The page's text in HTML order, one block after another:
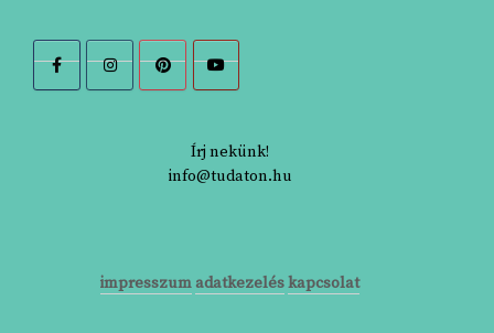
Írj nekünk!
info@tudaton.hu
impresszum adatkezeléskapcsolat